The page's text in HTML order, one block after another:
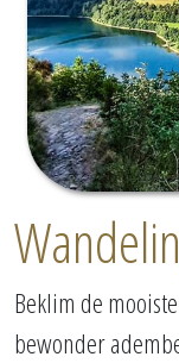
Beklim de
bewonder